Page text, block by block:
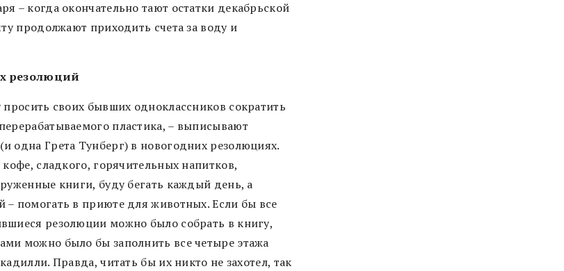
– когда окончательно тают остатки декабрьской
продолжают приходить счета за воду и
резолюций
своих бывших одноклассников сократить
пластика, – выписывают
одна Грета Тунберг) в новогодних резолюциях.
сладкого, горячительных напитков,
книги, буду бегать каждый день, а
– помогать в приюте для животных. Если бы все
резолюции можно было собрать в книгу,
можно было бы заполнить все четыре этажа
Правда, читать бы их никто не захотел, так